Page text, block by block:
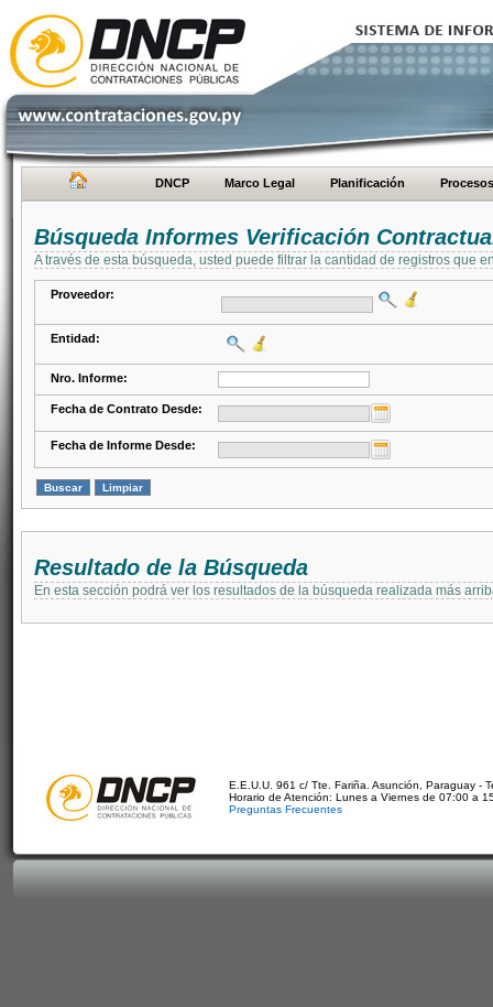
DNCP Marco Legal Planificación Procesos
Búsqueda Informes Verificación
A través de esta búsqueda, usted puede filtrar la cantidad de registros que
Proveedor:
Entidad:
Nro. Informe:
Fecha de Contrato Desde:
Fecha de Informe Desde:
Resultado de la Búsqueda
En esta sección podrá ver los resultados de la búsqueda realizada más
E.E.U.U. 961 c/ Tte. Fariña. Asunción, Paraguay -
Horario de Atención: Lunes a Viernes de 07:00 a
Preguntas Frecuentes